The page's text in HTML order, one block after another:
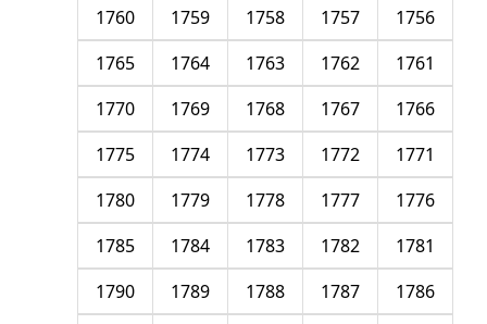
1756
1757
1758
1759
1760
1761
1762
1763
1764
1765
1766
1767
1768
1769
1770
1771
1772
1773
1774
1775
1776
1777
1778
1779
1780
1781
1782
1783
1784
1785
1786
1787
1788
1789
1790